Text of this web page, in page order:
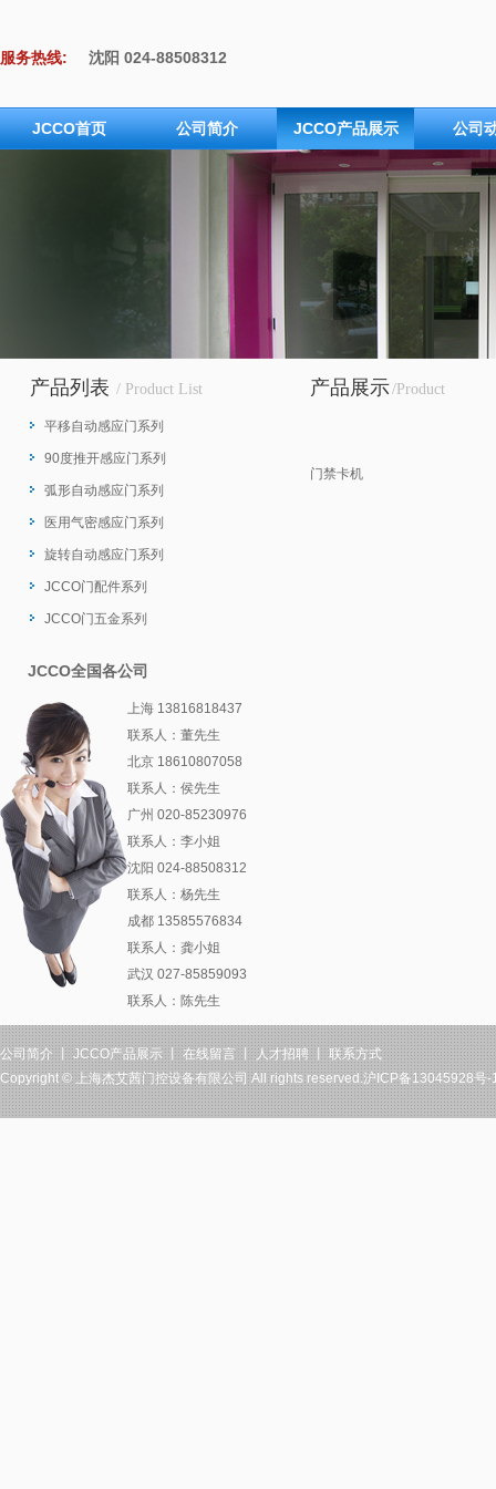
服务热线:
沈阳 024-88508312
上海 021-62108752
武汉 027-85862808
JCCO首页 公司简介 JCCO产品展示 公司
产品列表 / Product List
平移自动感应门系列
90度推开感应门系列
弧形自动感应门系列
医用气密感应门系列
旋转自动感应门系列
JCCO门配件系列
JCCO门五金系列
JCCO全国各公司
上海 13816818437
联系人：董先生
北京 18610807058
联系人：侯先生
广州 020-85230976
联系人：李小姐
沈阳 024-88508312
联系人：杨先生
成都 13585576834
联系人：龚小姐
武汉 027-85859093
联系人：陈先生
产品展示/Product
门禁卡机
公司简介丨JCCO产品展示丨在线留言丨人才招聘丨联系方式
Copyright ©上海杰艾茜门控设备有限公司 All rights reserved.沪ICP备13045928号-